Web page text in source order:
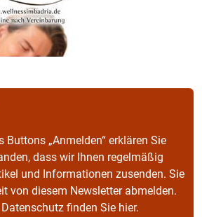
Buttons „Anmelden“ erklären Sie
dass wir Ihnen regelmäßig
und Informationen zusenden. Sie
von diesem Newsletter abmelden.
finden Sie hier.